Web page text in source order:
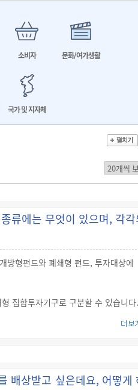
소비자 문화/여가생활
국가 및 지자체
류에는 무엇이 있으며, 각각
방형펀드와 폐쇄형 펀드, 투자대상에
집합투자기구로 구분할 수 있습니다.
전문투자자의 투자금만으로 기업성장
배상받고 싶은데요, 어떻게